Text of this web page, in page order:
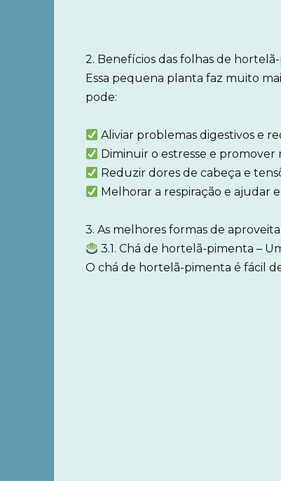
2. Benefícios das folhas de
Essa pequena planta faz muito
pode:
Aliviar problemas digestivos e
Diminuir o estresse e promover
Reduzir dores de cabeça e
Melhorar a respiração e ajudar
3. As melhores formas de
3.1. Chá de hortelã-pimenta –
O chá de hortelã-pimenta é fácil